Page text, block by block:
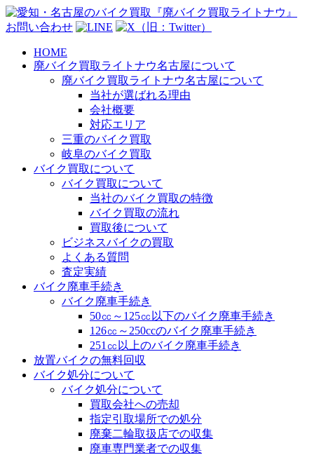
お問い合わせ
HOME
廃バイク買取ライトナウ名古屋について
廃バイク買取ライトナウ名古屋について
当社が選ばれる理由
会社概要
対応エリア
三重のバイク買取
岐阜のバイク買取
バイク買取について
バイク買取について
当社のバイク買取の特徴
バイク買取の流れ
買取後について
ビジネスバイクの買取
よくある質問
査定実績
バイク廃車手続き
バイク廃車手続き
50㏄～125㏄以下のバイク廃車手続き
126㏄～250ccのバイク廃車手続き
251㏄以上のバイク廃車手続き
放置バイクの無料回収
バイク処分について
バイク処分について
買取会社への売却
指定引取場所での処分
廃棄二輪取扱店での収集
廃車専門業者での収集